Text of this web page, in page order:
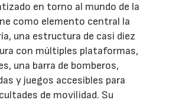
en torno al mundo de la
como elemento central la
una estructura de casi diez
con múltiples plataformas,
una barra de bomberos,
y juegos accesibles para
de movilidad. Su